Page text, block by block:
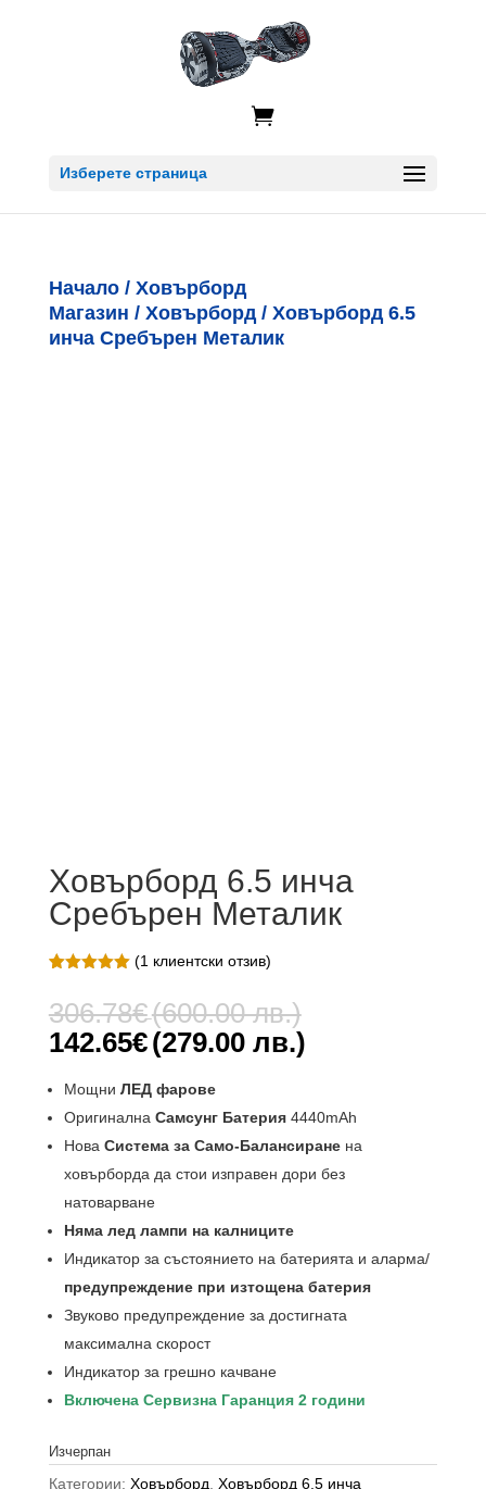

Изберете страница
Начало/ Ховърборд
Магазин / Ховърборд/ Ховърборд 6.5
инча Сребърен Металик
Ховърборд 6.5 инча
Сребърен Металик
базирано
на
потребителс
(1 клиентски отзив)
306.78€(600.00 лв.)
(600.00
лв.).
142.65€(279.00 лв.)Текущата
142.65€
(279.00
лв.).
Мощни ЛЕД фарове
Оригинална Самсунг Батерия4440mAh
Нова Система за Само-Балансиранена
ховърборда да стои изправен дори без
натоварване
Няма лед лампи на калниците
Индикатор за състоянието на батерията и аларма/
предупреждение при изтощена батерия
Звуково предупреждение за достигната
максимална скорост
Индикатор за грешно качване
Включена Сервизна Гаранция 2 години
Изчерпан
Категории: Ховърборд Ховърборд 6.5 инча